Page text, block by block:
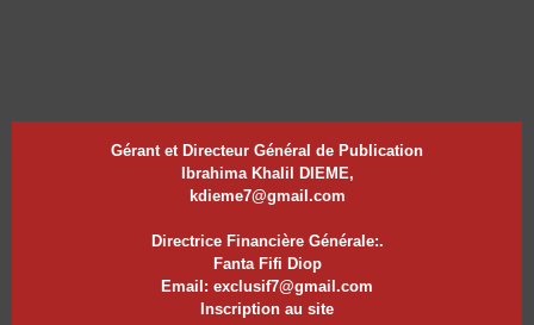
Gérant et Directeur Général de Publication
Ibrahima Khalil DIEME,
kdieme7@gmail.com
Directrice Financière Générale:.
Fanta Fifi Diop
Email: exclusif7@gmail.com
Inscription au site